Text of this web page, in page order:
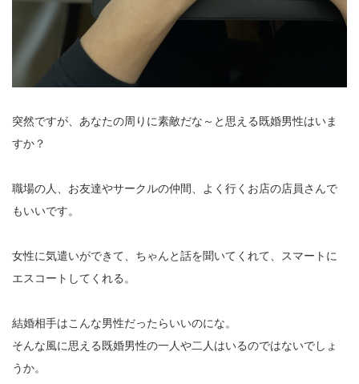
突然ですが、あなたの周りに素敵だな～と思える既婚男性はいま
すか？
職場の人、お友達やサークルの仲間、よく行くお店の店員さんで
もいいです。
女性に気遣いができて、ちゃんと話を聞いてくれて、スマートに
エスコートしてくれる。
結婚相手はこんな男性だったらいいのにな。
そんな風に思える既婚男性の一人や二人はいるのではないでしょ
うか。